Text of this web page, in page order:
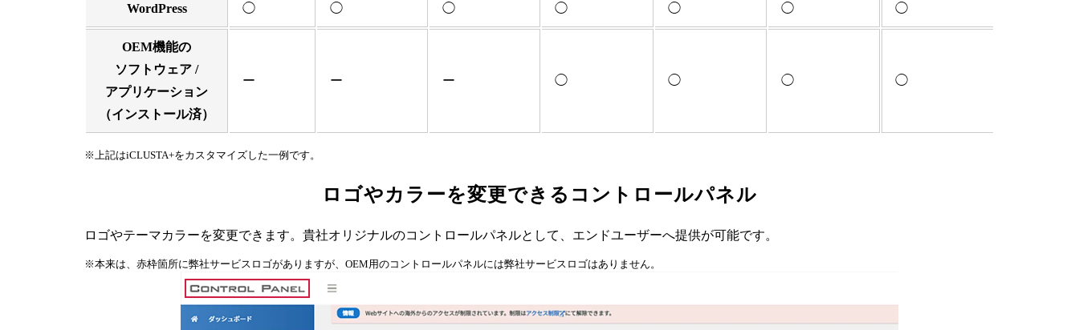
WordPress ◯ ◯ ◯ ◯ ◯ ◯ ◯
OEM機能の
ソフトウェア /
アプリケーション
（インストール済）
ー ー ー ◯ ◯ ◯ ◯
※上記はiCLUSTA+をカスタマイズした一例です。
ロゴやカラーを変更できるコントロールパネル
ロゴやテーマカラーを変更できます。貴社オリジナルのコントロールパネルとして、エンドユーザーへ提供が可能です。
※本来は、赤枠箇所に弊社サービスロゴがありますが、OEM用のコントロールパネルには弊社サービスロゴはありません。